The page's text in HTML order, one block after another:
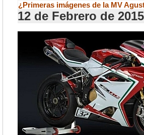
¿Primeras imágenes de la MV
12 de Febrero de 2015